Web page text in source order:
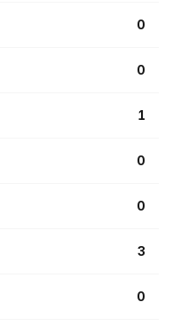
0
0
1
0
0
3
0